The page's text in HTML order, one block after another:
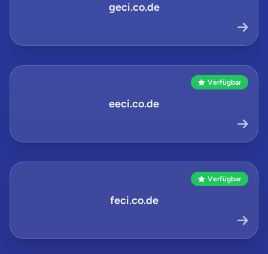
geci.co.de
Verfügbar
eeci.co.de
Verfügbar
feci.co.de